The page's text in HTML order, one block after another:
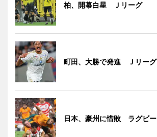
柏、開幕白星 Ｊリーグ
町田、大勝で発進 Ｊリーグ
日本、豪州に惜敗 ラグビー